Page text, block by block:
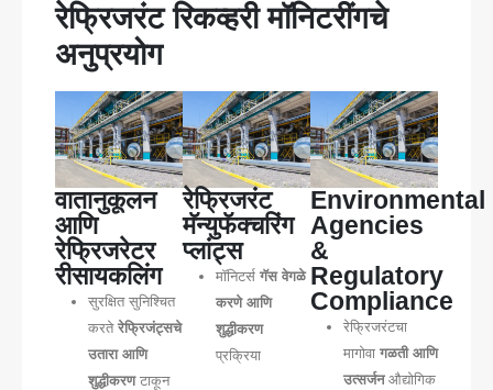
रेफ्रिजरंट रिकव्हरी मॉनिटरींगचे
अनुप्रयोग
वातानुकूलन
आणि
रेफ्रिजरेटर
रीसायकलिंग
सुरक्षित सुनिश्चित
करते रेफ्रिजंट्सचे
उतारा आणि
शुद्धीकरणटाकून
रेफ्रिजरंट
मॅन्युफॅक्चरिंग
प्लांट्स
मॉनिटर्स गॅस वेगळे
करणे आणि
शुद्धीकरण
प्रक्रिया
Environmental
Agencies
&
Regulatory
Compliance
रेफ्रिजरंटचा
मागोवा गळती आणि
उत्सर्जनऔद्योगिक